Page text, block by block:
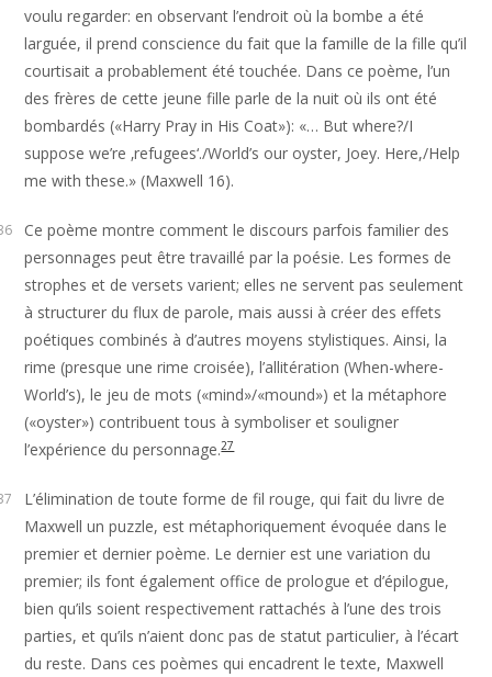
voulu regarder: en observant l’endroit où la bombe a été
larguée, il prend conscience du fait que la famille de la fille qu’il
courtisait a probablement été touchée. Dans ce poème, l’un
des frères de cette jeune fille parle de la nuit où ils ont été
bombardés («Harry Pray in His Coat»): «… But where?/I
suppose we’re ‚refugees‘./World’s our oyster, Joey. Here,/Help
me with these.» (Maxwell 16).
Ce poème montre comment le discours parfois familier des
personnages peut être travaillé par la poésie. Les formes de
strophes et de versets varient; elles ne servent pas seulement
à structurer du flux de parole, mais aussi à créer des effets
poétiques combinés à d’autres moyens stylistiques. Ainsi, la
rime (presque une rime croisée), l’allitération (When-where-
World’s), le jeu de mots («mind»/«mound») et la métaphore
(«oyster») contribuent tous à symboliser et souligner
l’expérience du personnage.27
L’élimination de toute forme de fil rouge, qui fait du livre de
Maxwell un puzzle, est métaphoriquement évoquée dans le
premier et dernier poème. Le dernier est une variation du
premier; ils font également office de prologue et d’épilogue,
bien qu’ils soient respectivement rattachés à l’une des trois
parties, et qu’ils n’aient donc pas de statut particulier, à l’écart
du reste. Dans ces poèmes qui encadrent le texte, Maxwell